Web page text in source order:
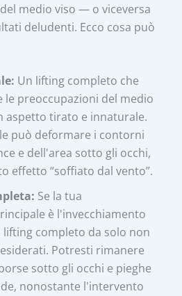
medio viso — o viceversa
deludenti. Ecco cosa può
Un lifting completo che
preoccupazioni del medio
aspetto tirato e innaturale.
può deformare i contorni
e dell'area sotto gli occhi,
effetto “soffiato dal vento”.
Se la tua
è l'invecchiamento
lifting completo da solo non
Potresti rimanere
sotto gli occhi e pieghe
nonostante l'intervento